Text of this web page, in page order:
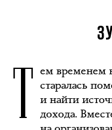
Т ем временем
старалась
и найти
дохода.